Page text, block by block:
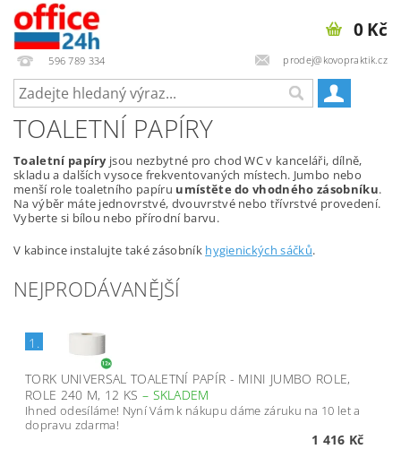
596 789 334 prodej@kovopraktik.cz
0 Kč
TOALETNÍ PAPÍRY
Toaletní papíryjsou nezbytné pro chod WC v kanceláři, dílně,
skladu a dalších vysoce frekventovaných místech. Jumbo nebo
menší role toaletního papíru umístěte do vhodného zásobníku.
Na výběr máte jednovrstvé, dvouvrstvé nebo třívrstvé provedení.
Vyberte si bílou nebo přírodní barvu.
V kabince instalujte také zásobník hygienických sáčků.
NEJPRODÁVANĚJŠÍ
1.
TORK UNIVERSAL TOALETNÍ PAPÍR - MINI JUMBO ROLE,
ROLE 240 M, 12 KS – SKLADEM
Ihned odesíláme! Nyní Vám k nákupu dáme záruku na 10 let a
dopravu zdarma!
1 416 Kč